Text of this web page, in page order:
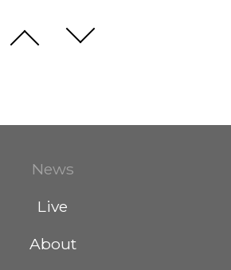
News
Live
About